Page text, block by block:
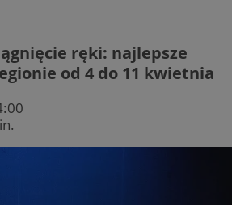
ręki: najlepsze
od 4 do 11 kwietnia